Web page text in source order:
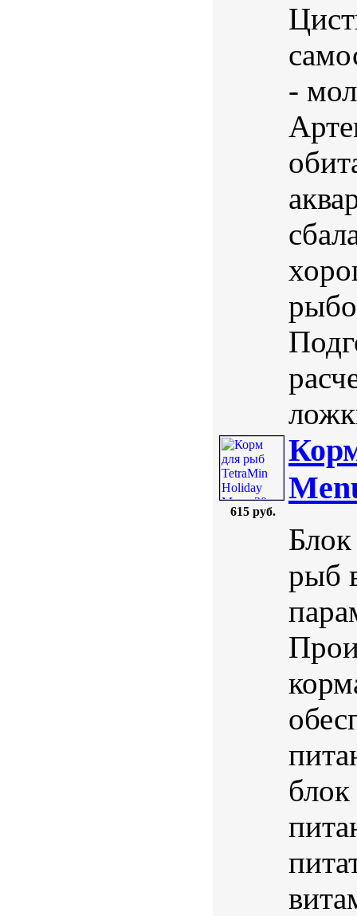
-
615 руб.
рыб
блок